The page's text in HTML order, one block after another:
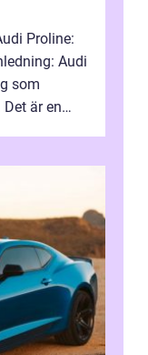
Proline:
Audi
som
är en